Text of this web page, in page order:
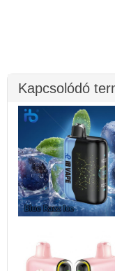
Kapcsolódó